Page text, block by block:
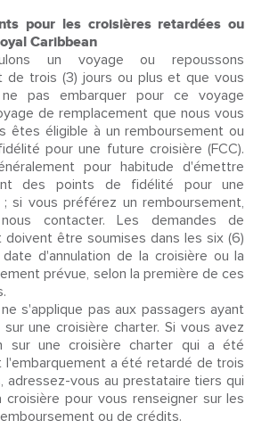
pour les croisières retardées ou
Caribbean
un voyage ou repoussons
de trois (3) jours ou plus et que vous
pas embarquer pour ce voyage
de remplacement que nous vous
êtes éligible à un remboursement ou
pour une future croisière (FCC).
pour habitude d'émettre
des points de fidélité pour une
si vous préférez un remboursement,
contacter. Les demandes de
doivent être soumises dans les six (6)
d'annulation de la croisière ou la
prévue, selon la première de ces
s'applique pas aux passagers ayant
une croisière charter. Si vous avez
sur une croisière charter qui a été
l'embarquement a été retardé de trois
adressez-vous au prestataire tiers qui
croisière pour vous renseigner sur les
ou de crédits.